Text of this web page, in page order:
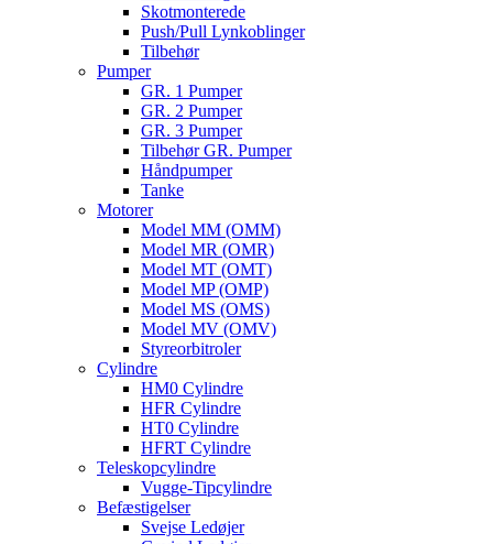
Skotmonterede
Push/Pull Lynkoblinger
Tilbehør
Pumper
GR. 1 Pumper
GR. 2 Pumper
GR. 3 Pumper
Tilbehør GR. Pumper
Håndpumper
Tanke
Motorer
Model MM (OMM)
Model MR (OMR)
Model MT (OMT)
Model MP (OMP)
Model MS (OMS)
Model MV (OMV)
Styreorbitroler
Cylindre
HM0 Cylindre
HFR Cylindre
HT0 Cylindre
HFRT Cylindre
Teleskopcylindre
Vugge-Tipcylindre
Befæstigelser
Svejse Ledøjer